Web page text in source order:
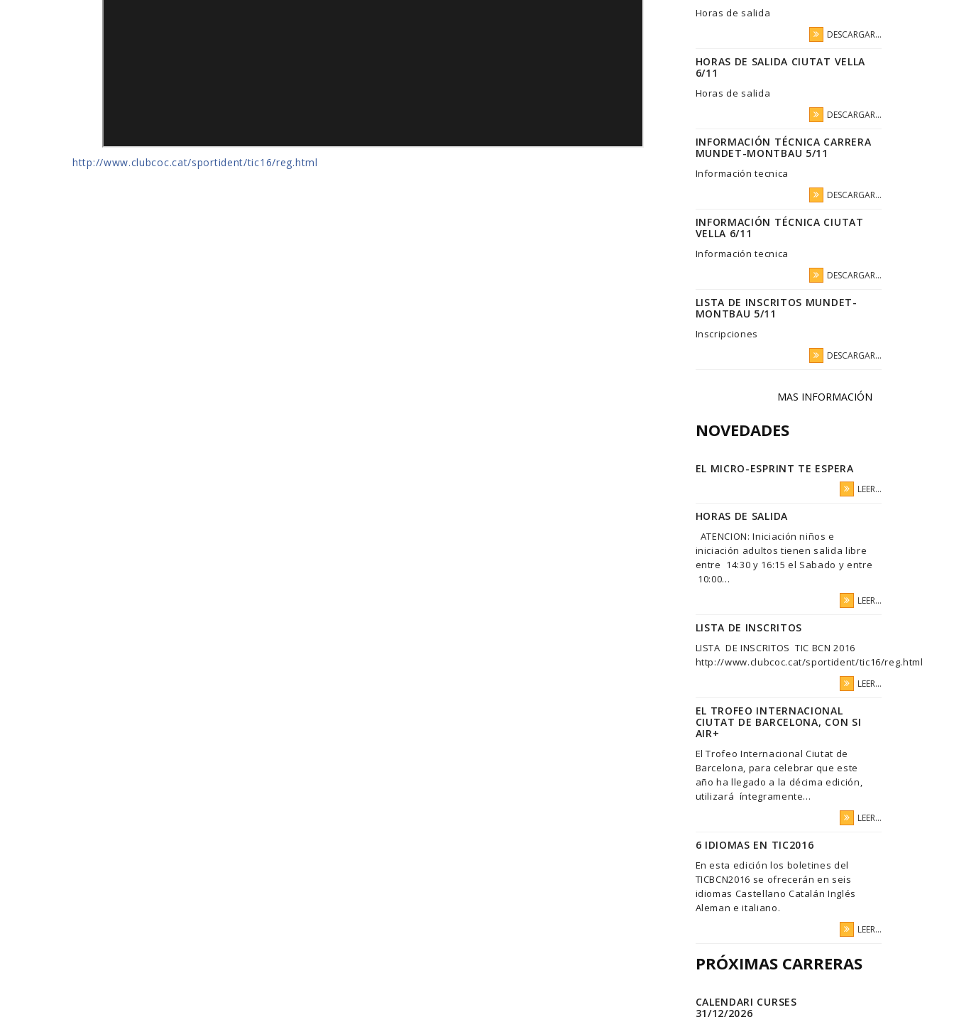
http://www.clubcoc.cat/sportident/tic16/reg.html
Horas de salida
DESCARGAR...
HORAS DE SALIDA CIUTAT VELLA
6/11
Horas de salida
DESCARGAR...
INFORMACIÓN TÉCNICA CARRERA
MUNDET-MONTBAU 5/11
Información tecnica
DESCARGAR...
INFORMACIÓN TÉCNICA CIUTAT
VELLA 6/11
Información tecnica
DESCARGAR...
LISTA DE INSCRITOS MUNDET-
MONTBAU 5/11
Inscripciones
DESCARGAR...
MAS INFORMACIÓN
NOVEDADES
EL MICRO-ESPRINT TE ESPERA
LEER...
HORAS DE SALIDA
ATENCION: Iniciación niños e
iniciación adultos tienen salida libre
entre 14:30 y 16:15 el Sabado y entre
10:00...
LEER...
LISTA DE INSCRITOS
LISTA DE INSCRITOS TIC BCN 2016
http://www.clubcoc.cat/sportident/tic16/reg.html
LEER...
EL TROFEO INTERNACIONAL
CIUTAT DE BARCELONA, CON SI
AIR+
El Trofeo Internacional Ciutat de
Barcelona, para celebrar que este
año ha llegado a la décima edición,
utilizará íntegramente...
LEER...
6 IDIOMAS EN TIC2016
En esta edición los boletines del
TICBCN2016 se ofrecerán en seis
idiomas Castellano Catalán Inglés
Aleman e italiano.
LEER...
PRÓXIMAS CARRERAS
CALENDARI CURSES
31/12/2026